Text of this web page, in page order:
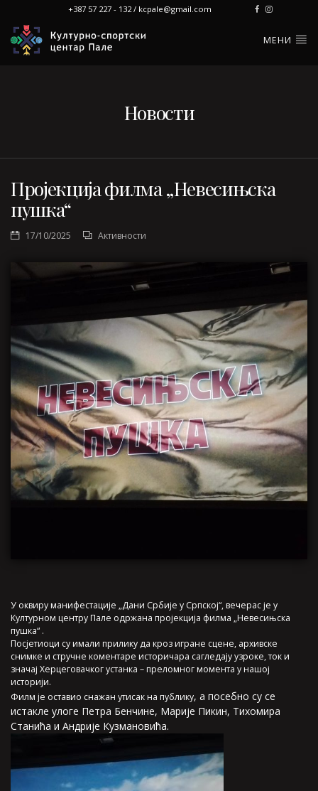
+387 57 227 - 132 / kcpale@gmail.com
МЕНИ
Новости
Пројекција филма „Невесињска
пушка“
17/10/2025 Активности
У оквиру манифестације „Дани Србије у Српској“, вечерас је у
Културном центру Пале одржана пројекција филма „Невесињска
пушка“ .
Посјетиоци су имали прилику да кроз игране сцене, архивске
снимке и стручне коментаре историчара сагледају узроке, ток и
значај Херцеговачког устанка – преломног момента у нашој
историји.
Филм је оставио снажан утисак на публику, а посебно су се
истакле улоге Петра Бенчине, Марије Пикин, Тихомира
Станића и Андрије Кузмановића.